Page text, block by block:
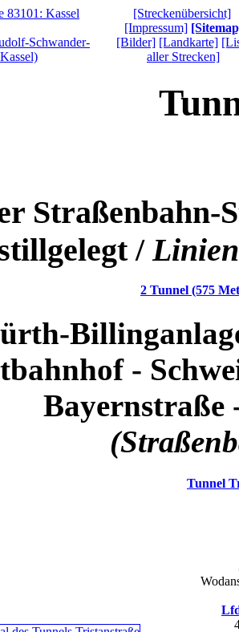
[Streckenübersicht]
[Impressum]
[Bilder] [Landkarte]
aller Strecken]
Straßenbahn-
/
2 Tunnel (575
-
Bayernstraße
Tunnel